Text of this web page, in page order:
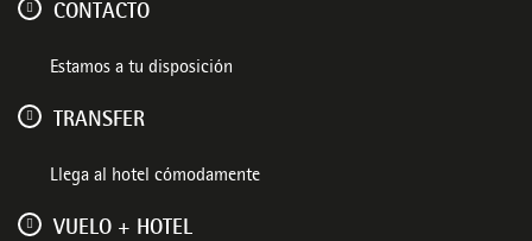
CONTACTO
Estamos a tu disposición
TRANSFER
Llega al hotel cómodamente
VUELO + HOTEL